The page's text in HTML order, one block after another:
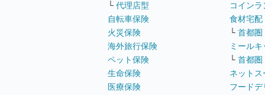
└ 代理店型
自転車保険
火災保険
海外旅行保険
ペット保険
生命保険
医療保険
コイン
食材宅配
└ 首都圏
ミールキ
└ 首都圏
ネットス
フード